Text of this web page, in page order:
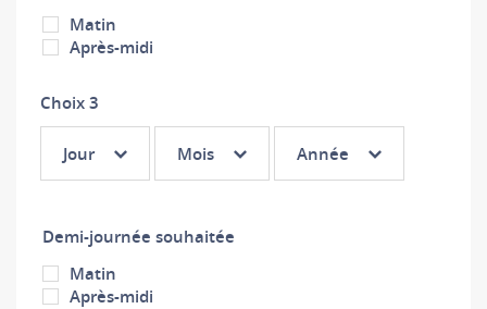
Matin
Après-midi
Choix 3
Jour
Jour
Mois
Mois
Année
Année
Demi-journée souhaitée
Matin
Après-midi